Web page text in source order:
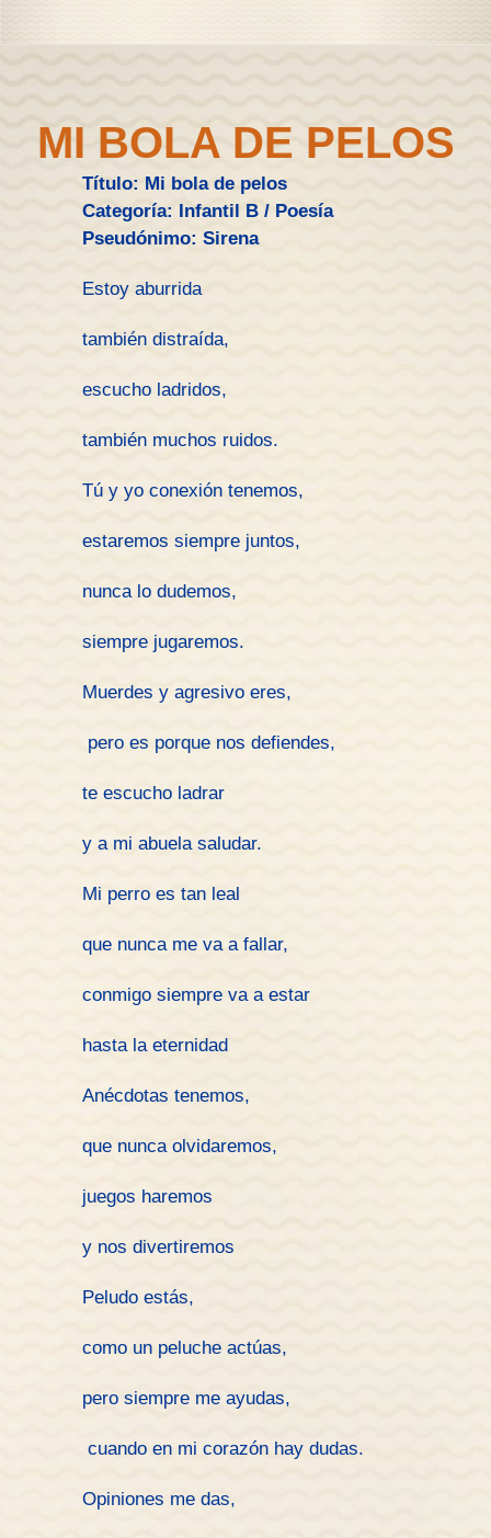
MI BOLA DE PELOS
Título: Mi bola de pelos
Categoría: Infantil B / Poesía
Pseudónimo: Sirena
Estoy aburrida
también distraída,
escucho ladridos,
también muchos ruidos.
Tú y yo conexión tenemos,
estaremos siempre juntos,
nunca lo dudemos,
siempre jugaremos.
Muerdes y agresivo eres,
pero es porque nos defiendes,
te escucho ladrar
y a mi abuela saludar.
Mi perro es tan leal
que nunca me va a fallar,
conmigo siempre va a estar
hasta la eternidad
Anécdotas tenemos,
que nunca olvidaremos,
juegos haremos
y nos divertiremos
Peludo estás,
como un peluche actúas,
pero siempre me ayudas,
cuando en mi corazón hay dudas.
Opiniones me das,